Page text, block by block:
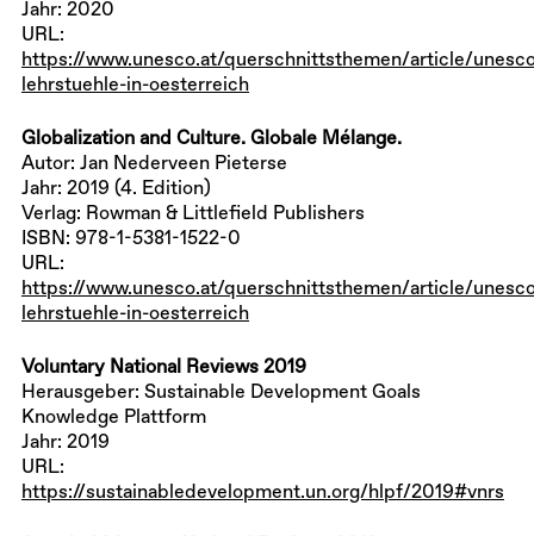
Jahr: 2020
URL:
https://www.unesco.at/querschnittsthemen/article/
lehrstuehle-in-oesterreich
Globalization and Culture. Globale Mélange.
Autor: Jan Nederveen Pieterse
Jahr: 2019 (4. Edition)
Verlag: Rowman & Littlefield Publishers
ISBN: 978-1-5381-1522-0
URL:
https://www.unesco.at/querschnittsthemen/article/
lehrstuehle-in-oesterreich
Voluntary National Reviews 2019
Herausgeber: Sustainable Development Goals
Knowledge Plattform
Jahr: 2019
URL:
https://sustainabledevelopment.un.org/hlpf/2019#vnrs